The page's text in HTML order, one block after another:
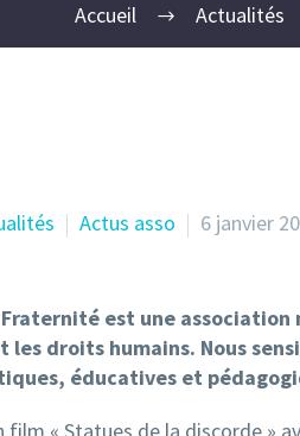
Accueil Actualités
Actus asso 6 janvier
Fraternité est une
droits humains. Nous
éducatives et
film « Statues de la discorde »